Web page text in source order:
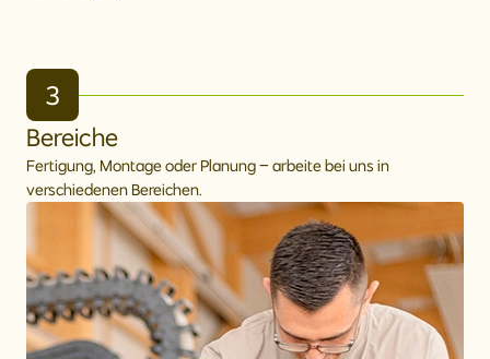
3
Bereiche
Fertigung, Montage oder Planung – arbeite bei uns in
verschiedenen Bereichen.